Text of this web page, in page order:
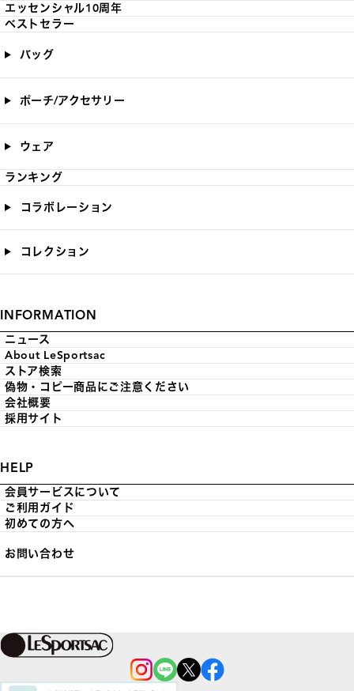
エッセンシャル10周年
ベストセラー
バッグ
ポーチ/アクセサリー
ウェア
ランキング
コラボレーション
コレクション
INFORMATION
ニュース
About LeSportsac
ストア検索
偽物・コピー商品にご注意ください
会社概要
採用サイト
HELP
会員サービスについて
ご利用ガイド
初めての方へ
お問い合わせ